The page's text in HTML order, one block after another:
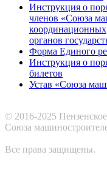
Инструкция о
членов «Союза
органов
Форма Единого
Инструкция о
билетов
Устав «Союза
© 2016-2025
Cоюза
Все права защищены.